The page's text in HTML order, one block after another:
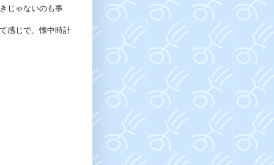
じゃないのも事
感じで、懐中時計